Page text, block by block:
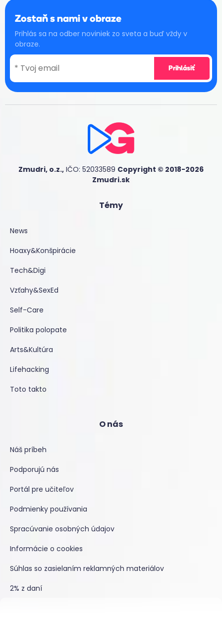
Zostaň s nami v obraze
Prihlás sa na odber noviniek zo sveta a buď vždy v
obraze.
Zmudri, o.z., IČO: 52033589 Copyright © 2018-2026
Zmudri.sk
Témy
News
Hoaxy&Konšpirácie
Tech&Digi
Vzťahy&SexEd
Self-Care
Politika polopate
Arts&Kultúra
Lifehacking
Toto takto
O nás
Náš príbeh
Podporujú nás
Portál pre učiteľov
Podmienky používania
Spracúvanie osobných údajov
Informácie o cookies
Súhlas so zasielaním reklamných materiálov
2% z daní